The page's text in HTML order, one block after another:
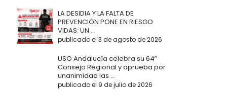
LA DESIDIA Y LA FALTA DE
PREVENCIÓN PONE EN RIESGO
VIDAS: UN ...
publicado el 3 de agosto de 2026
USO Andalucía celebra su 64º
Consejo Regional y aprueba por
unanimidad las ...
publicado el 9 de julio de 2026